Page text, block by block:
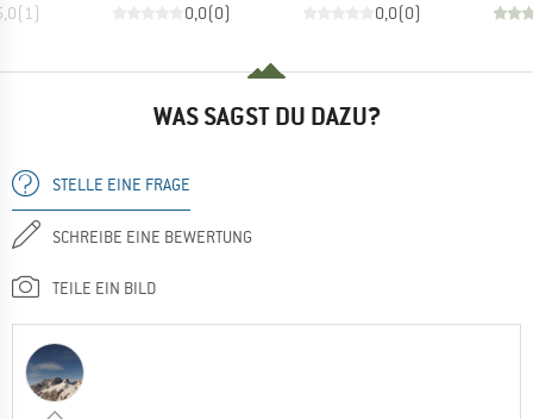
(1) 0,0(0) 0,0(0)
WAS SAGST DU DAZU?
STELLE EINE FRAGE
SCHREIBE EINE BEWERTUNG
TEILE EIN BILD